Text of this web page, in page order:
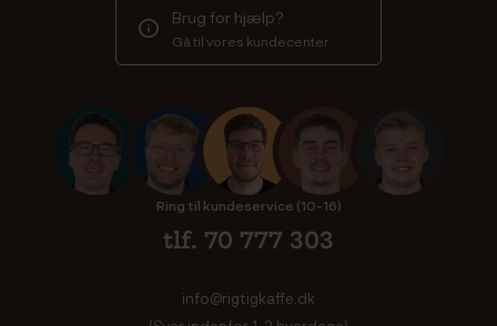
Brug for hjælp?
Gå til vores kundecenter
Ring til kundeservice (10-16)
tlf. 70 777 303
info@rigtigkaffe.dk